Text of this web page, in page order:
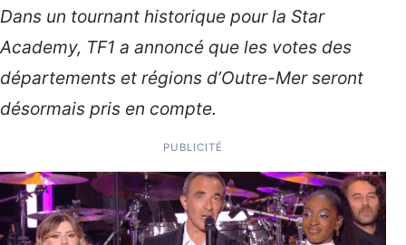
Dans un tournant historique pour la Star
Academy, TF1 a annoncé que les votes des
départements et régions d’Outre-Mer seront
désormais pris en compte.
PUBLICITÉ